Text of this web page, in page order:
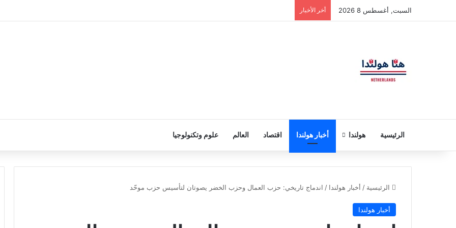
السبت, أغسطس 8 2026 أخر الأخبار
الرئيسية هولندا أخبار هولندا اقتصاد العالم علوم وتكنولوجيا
الرئيسية / أخبار هولندا / اندماج تاريخي: حزب العمال وحزب الخضر يصوتان لتأسيس حزب موحّد
أخبار هولندا